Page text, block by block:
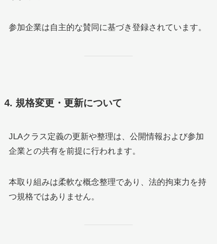
参加企業は自主的な賛同に基づき登録されています。
4. 規格変更・更新について
JLAクラス定義の更新や整理は、公開情報および参加
企業との共有を前提に行われます。
本取り組みは柔軟な概念整理であり、法的拘束力を持
つ規格ではありません。